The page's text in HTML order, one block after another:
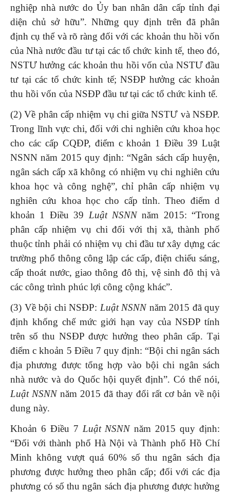
nghiệp nhà nước do Ủy ban nhân dân cấp tỉnh đại
diện chủ sở hữu”. Những quy định trên đã phân
định cụ thể và rõ ràng đối với các khoản thu hồi vốn
của Nhà nước đầu tư tại các tổ chức kinh tế, theo đó,
NSTƯ hưởng các khoản thu hồi vốn của NSTƯ đầu
tư tại các tổ chức kinh tế; NSĐP hưởng các khoản
thu hồi vốn của NSĐP đầu tư tại các tổ chức kinh tế.
(2) Về phân cấp nhiệm vụ chi giữa NSTƯ và NSĐP.
Trong lĩnh vực chi, đối với chi nghiên cứu khoa học
cho các cấp CQĐP, điểm c khoản 1 Điều 39 Luật
NSNN năm 2015 quy định: “Ngân sách cấp huyện,
ngân sách cấp xã không có nhiệm vụ chi nghiên cứu
khoa học và công nghệ”, chỉ phân cấp nhiệm vụ
nghiên cứu khoa học cho cấp tỉnh. Theo điểm d
khoản 1 Điều 39 Luật NSNNnăm 2015: “Trong
phân cấp nhiệm vụ chi đối với thị xã, thành phố
thuộc tỉnh phải có nhiệm vụ chi đầu tư xây dựng các
trường phổ thông công lập các cấp, điện chiếu sáng,
cấp thoát nước, giao thông đô thị, vệ sinh đô thị và
các công trình phúc lợi công cộng khác”.
(3) Về bội chi NSĐP: Luật NSNNnăm 2015 đã quy
định khống chế mức giới hạn vay của NSĐP tính
trên số thu NSĐP được hưởng theo phân cấp. Tại
điểm c khoản 5 Điều 7 quy định: “Bội chi ngân sách
địa phương được tổng hợp vào bội chi ngân sách
nhà nước và do Quốc hội quyết định”. Có thể nói,
Luật NSNNnăm 2015 đã thay đổi rất cơ bản về nội
dung này.
Khoản 6 Điều 7 Luật NSNNnăm 2015 quy định:
“Đối với thành phố Hà Nội và Thành phố Hồ Chí
Minh không vượt quá 60% số thu ngân sách địa
phương được hưởng theo phân cấp; đối với các địa
phương có số thu ngân sách địa phương được hưởng